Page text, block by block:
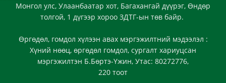
Монгол улс, Улаанбаатар хот, Багахангай дүүрэг, Өндөр
толгой, 1 дүгээр хороо ЗДТГ-ын төв байр.
Өргөдөл, гомдол хүлээн авах мэргэжилтний мэдээлэл :
Хүний нөөц, өргөдөл гомдол, сургалт хариуцсан
мэргэжилтэн Б.Бөртэ-Үжин, Утас: 80272776,
220 тоот